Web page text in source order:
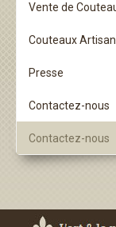
Vente de
Couteaux
Presse
Contactez-nous
Contactez-nous